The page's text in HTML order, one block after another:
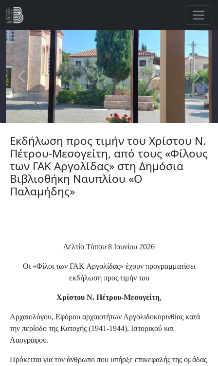
Παράκαμψη προς το κυρίως περιεχόμενο
Previous Next
Εκδήλωση προς τιμήν του Χρίστου Ν.
Πέτρου-Μεσογείτη, από τους «Φίλους
των ΓΑΚ Αργολίδας» στη Δημόσια
Βιβλιοθήκη Ναυπλίου «Ο
Παλαμήδης»
Δελτίο Τύπου 8 Ιουνίου 2026
Οι «Φίλοι των ΓΑΚ Αργολίδας» έχουν προγραμματίσει
εκδήλωση προς τιμήν του
Χρίστου Ν. Πέτρου-Μεσογείτη,
Αρχαιολόγου, Εφόρου αρχαιοτήτων Αργολιδοκορινθίας κατά
την περίοδο της Κατοχής (1941-1944), Ιστορικού και
Λαογράφου.
Πρόκειται για τον άνθρωπο που υπήρξε επικεφαλής της ομάδας